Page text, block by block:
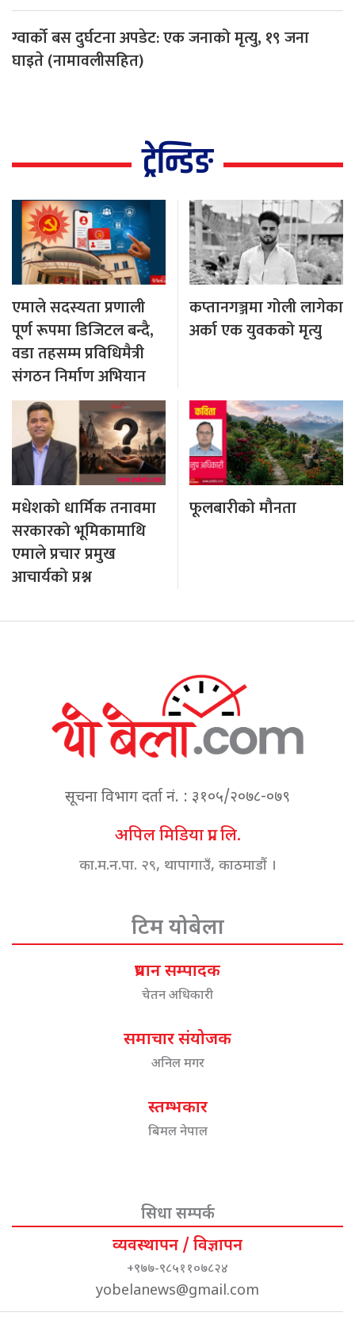
ग्वार्को बस दुर्घटना अपडेट: एक जनाको मृत्यु, १९ जना
घाइते (नामावलीसहित)
ट्रेन्डिङ
एमाले सदस्यता प्रणाली
पूर्ण रूपमा डिजिटल बन्दै,
वडा तहसम्म प्रविधिमैत्री
संगठन निर्माण अभियान
कप्तानगञ्जमा गोली लागेका
अर्का एक युवकको मृत्यु
मधेशको धार्मिक तनावमा
सरकारको भूमिकामाथि
एमाले प्रचार प्रमुख
आचार्यको प्रश्न
फूलबारीको मौनता
सूचना विभाग दर्ता नं. : ३१०५/२०७८-०७९
अपिल मिडिया प्रा. लि.
का.म.न.पा. २९, थापागाउँ, काठमाडौं ।
टिम योबेला
प्रधान सम्पादक
चेतन अधिकारी
समाचार संयोजक
अनिल मगर
स्तम्भकार
बिमल नेपाल
सिधा सम्पर्क
व्यवस्थापन / विज्ञापन
+९७७-९८५११०७८२४
yobelanews@gmail.com